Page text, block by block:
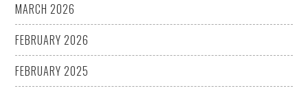
MARCH 2026
FEBRUARY 2026
FEBRUARY 2025